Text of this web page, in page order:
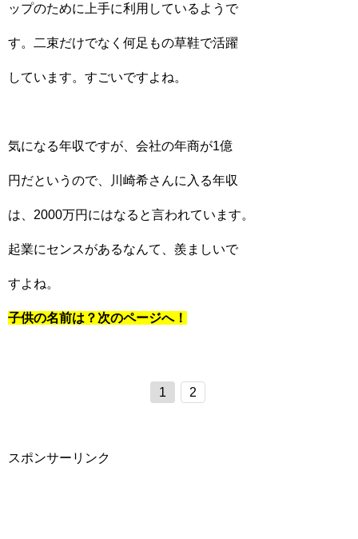
ップのために上手に利用しているようで
す。二束だけでなく何足もの草鞋で活躍
しています。すごいですよね。
気になる年収ですが、会社の年商が1億
円だというので、川崎希さんに入る年収
は、2000万円にはなると言われています。
起業にセンスがあるなんて、羨ましいで
すよね。
子供の名前は？次のページへ！
1 2
スポンサーリンク